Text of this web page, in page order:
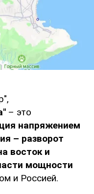
– это
напряжением
– разворот
восток и
мощности
и Россией.